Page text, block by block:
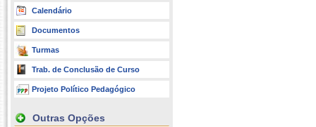
Calendário
Documentos
Turmas
Trab. de Conclusão de Curso
Projeto Político Pedagógico
Outras Opções